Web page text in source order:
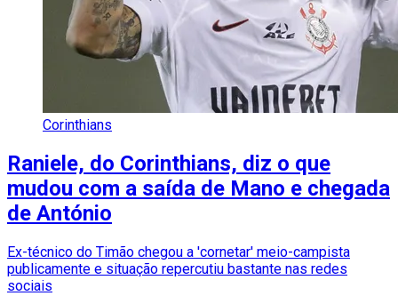
Corinthians
Raniele, do Corinthians, diz o que
mudou com a saída de Mano e chegada
de António
Ex-técnico do Timão chegou a 'cornetar' meio-campista
publicamente e situação repercutiu bastante nas redes
sociais